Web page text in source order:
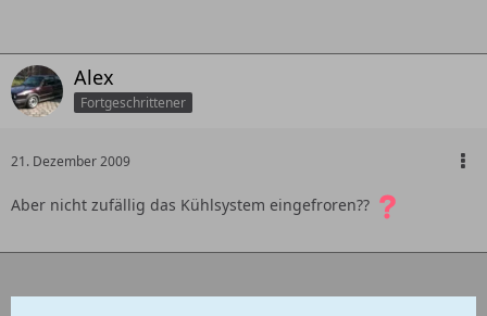
Alex
Fortgeschrittener
21. Dezember 2009
Aber nicht zufällig das Kühlsystem eingefroren??